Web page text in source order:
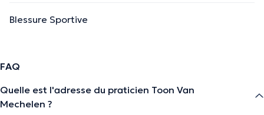
Blessure Sportive
FAQ
Quelle est l'adresse du praticien Toon Van
Mechelen ?